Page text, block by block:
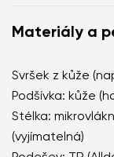
Materiály a
Svršek z kůže
Podšívka: kůže
Stélka:
(vyjímatelná)